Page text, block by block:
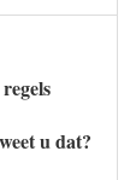
u dat?